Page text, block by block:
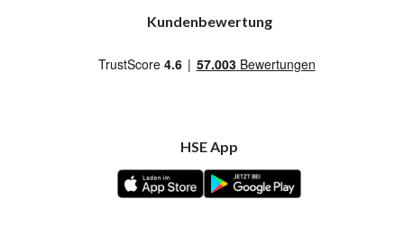
Kundenbewertung
HSE App